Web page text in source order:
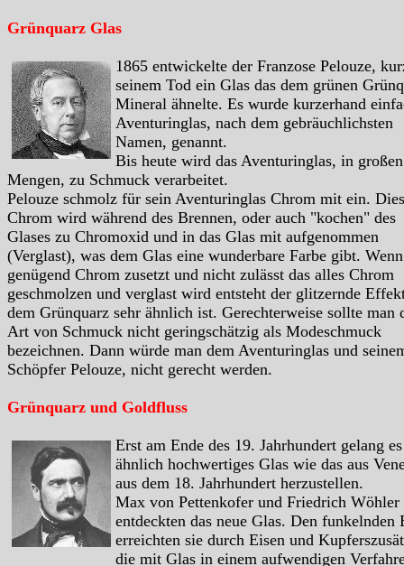
Grünquarz Glas
1865 entwickelte der Franzose Pelouze,
seinem Tod ein Glas das dem grünen
Mineral ähnelte. Es wurde kurzerhand
Aventuringlas, nach dem gebräuchlichsten
Namen, genannt.
Bis heute wird das Aventuringlas, in großen
Mengen, zu Schmuck verarbeitet.
Pelouze schmolz für sein Aventuringlas Chrom mit ein.
Chrom wird während des Brennen, oder auch "kochen" des
Glases zu Chromoxid und in das Glas mit aufgenommen
(Verglast), was dem Glas eine wunderbare Farbe gibt.
genügend Chrom zusetzt und nicht zulässt das alles Chrom
geschmolzen und verglast wird entsteht der glitzernde
dem Grünquarz sehr ähnlich ist. Gerechterweise sollte man
Art von Schmuck nicht geringschätzig als Modeschmuck
bezeichnen. Dann würde man dem Aventuringlas und
Schöpfer Pelouze, nicht gerecht werden.
Grünquarz und Goldfluss
Erst am Ende des 19. Jahrhundert gelang
ähnlich hochwertiges Glas wie das aus
aus dem 18. Jahrhundert herzustellen.
Max von Pettenkofer und Friedrich Wöhler
entdeckten das neue Glas. Den funkelnden
erreichten sie durch Eisen und
die mit Glas in einem aufwendigen